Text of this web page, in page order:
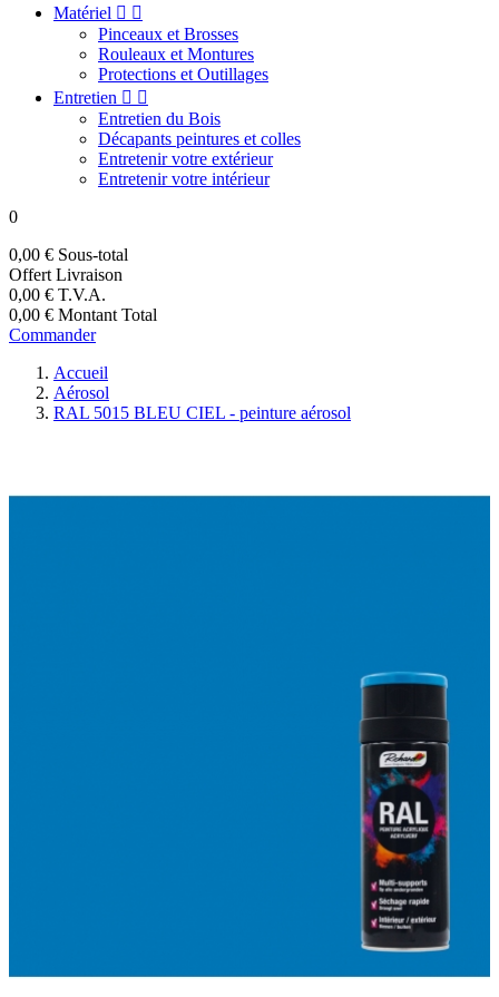
Matériel  
Pinceaux et Brosses
Rouleaux et Montures
Protections et Outillages
Entretien  
Entretien du Bois
Décapants peintures et colles
Entretenir votre extérieur
Entretenir votre intérieur
0
0,00 € Sous-total
Offert Livraison
0,00 € T.V.A.
0,00 € Montant Total
Commander
Accueil
Aérosol
RAL 5015 BLEU CIEL - peinture aérosol